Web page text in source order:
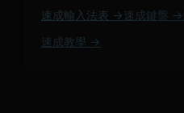
速成輸入法表 → 速成鍵盤 →
速成教學 →